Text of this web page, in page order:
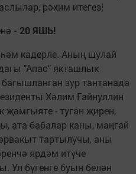
рәхим итегез!
- 20 ЯШЬ!
һәм кадерле. Аның шулай
"Апас" якташлык
зур тантанада
Хәлим Гайнуллин
җәмгыяте - туган җирен,
ата-бабалар каны, маңгай
тартылучы, аны
ярдәм итүче
Ул бүгенге буын белән